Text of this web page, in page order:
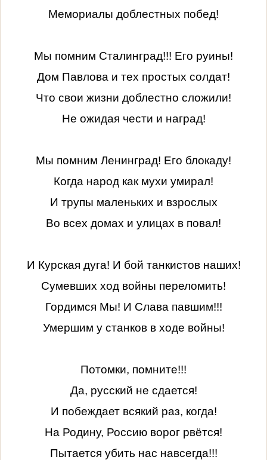
Мемориалы доблестных побед!
Мы помним Сталинград!!! Его руины!
Дом Павлова и тех простых солдат!
Что свои жизни доблестно сложили!
Не ожидая чести и наград!
Мы помним Ленинград! Его блокаду!
Когда народ как мухи умирал!
И трупы маленьких и взрослых
Во всех домах и улицах в повал!
И Курская дуга! И бой танкистов наших!
Сумевших ход войны переломить!
Гордимся Мы! И Слава павшим!!!
Умершим у станков в ходе войны!
Потомки, помните!!!
Да, русский не сдается!
И побеждает всякий раз, когда!
На Родину, Россию ворог рвётся!
Пытается убить нас навсегда!!!